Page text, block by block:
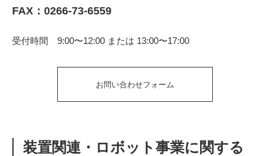
FAX：0266-73-6559
受付時間 9:00〜12:00 または 13:00〜17:00
お問い合わせフォーム
装置関連・ロボット事業に関する